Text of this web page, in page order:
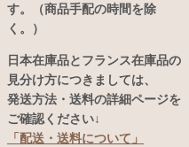
す。（商品手配の時間を除
く。）
日本在庫品とフランス在庫品の
見分け方につきましては、
発送方法・送料の詳細ページを
ご確認ください↓
「配送・送料について」